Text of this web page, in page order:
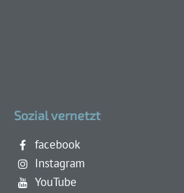
Sozial vernetzt
facebook
Instagram
YouTube